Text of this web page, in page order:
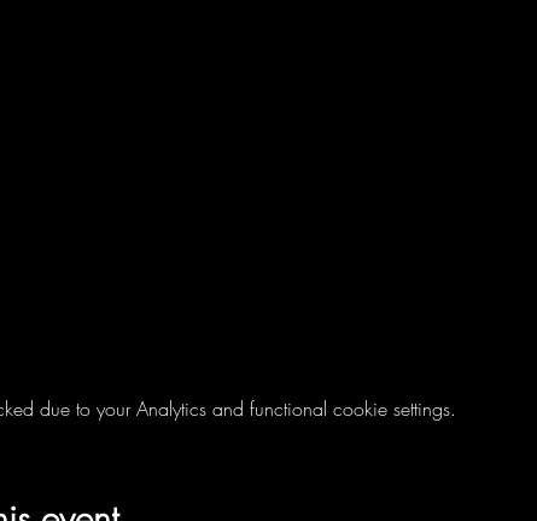
due to your Analytics and functional cookie settings.